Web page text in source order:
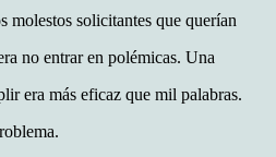
molestos solicitantes que querían
no entrar en polémicas. Una
era más eficaz que mil palabras.